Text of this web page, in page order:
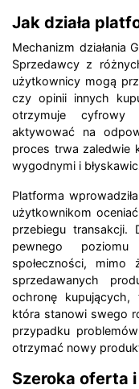
Jak działa
Mechanizm działania
Sprzedawcy z
użytkownicy mogą
czy opinii innych
otrzymuje cyfrowy
aktywować na
proces trwa zaledwie
wygodnymi i
Platforma
użytkownikom
przebiegu transakcji.
pewnego
społeczności, mimo
sprzedawanych
ochronę kupujących,
która stanowi swego
przypadku
otrzymać nowy
Szeroka oferta